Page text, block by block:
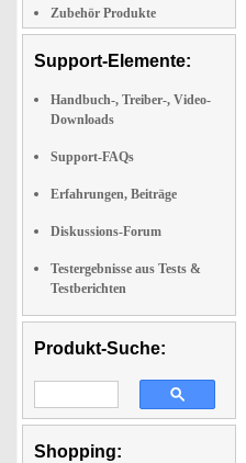
Zubehör Produkte
Support-Elemente:
Handbuch-, Treiber-, Video-
Downloads
Support-FAQs
Erfahrungen, Beiträge
Diskussions-Forum
Testergebnisse aus Tests &
Testberichten
Produkt-Suche:
Shopping: